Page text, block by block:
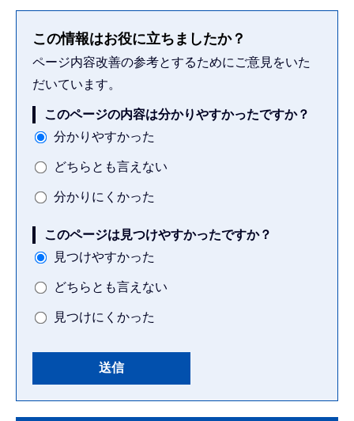
この情報はお役に立ちましたか？
ページ内容改善の参考とするためにご意見をいた
だいています。
このページの内容は分かりやすかったですか？
分かりやすかった
どちらとも言えない
分かりにくかった
このページは見つけやすかったですか？
見つけやすかった
どちらとも言えない
見つけにくかった